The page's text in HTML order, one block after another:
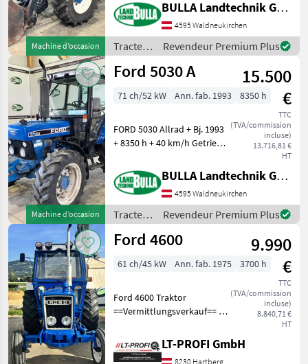
Machine d’occasion
Bereifung 420/85 R30
hinten und 320/70 R24
vorne + 2x DW Zusa
BULLA Landtechnik GmbH
4595 Waldneukirchen
Tracteurs
/ Ford
Revendeur Premium Plus
Machine d’occasion
Ford 5030 A
15.500
€
TTC
(TVA/commission
incluse)
13.716,81 €
HT
71 ch/52 kW Ann. fab. 1993 8350 h
FORD 5030 Allrad + Bj. 1993
+ 8350 h + 40 km/h Getriebe
hydraulische Lenkung +
Bereifung 420/85 R30
hinten und 320/70 R24
vorne + 2x DW Zusa
BULLA Landtechnik GmbH
4595 Waldneukirchen
Tracteurs
/ Ford
Revendeur Premium Plus
Ford 4600
9.990
€
TTC
(TVA/commission
incluse)
8.840,71 €
HT
61 ch/45 kW Ann. fab. 1975 3700 h
Ford 4600 Traktor
==Vermittlungsverkauf== -
Einsatzbereit -Hinterrad
Maschine zu besichtigen bei
LT-PROFI GmbH
8230 Hartberg